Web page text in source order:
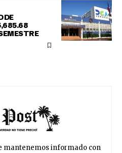
DE
mantenemos informado con